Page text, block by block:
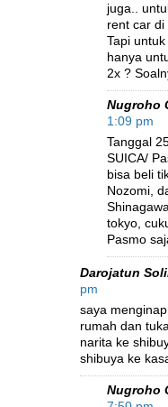
juga..
rent car di
Tapi
hanya
2x ?
Nugroho
1:09 pm
Tanggal
SUICA/
bisa beli
Nozomi,
tokyo,
Pasmo
Darojatun
pm
saya
rumah dan
narita ke
shibuya ke
Nugroho